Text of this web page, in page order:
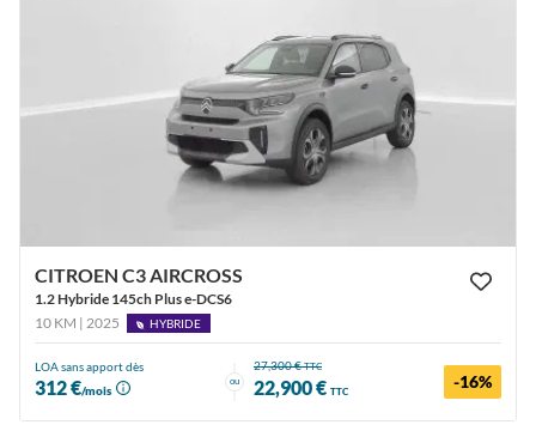
CITROEN C3 AIRCROSS
1.2 Hybride 145ch Plus e-DCS6
10 KM | 2025
HYBRIDE
LOA sans apport dès
312 €/mois
ou
27,300 €TTC
22,900 € TTC -16%